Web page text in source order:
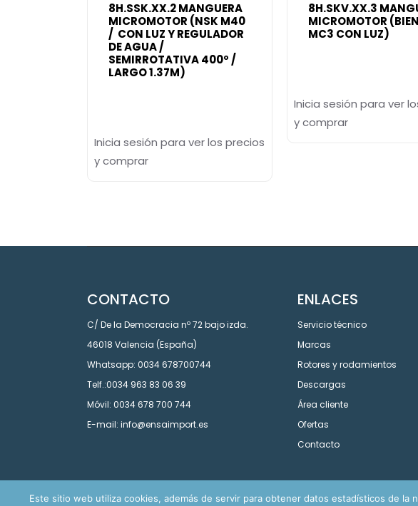
8H.SSK.XX.2 MANGUERA
MICROMOTOR (NSK M40
/ CON LUZ Y REGULADOR
DE AGUA /
SEMIRROTATIVA 400º /
LARGO 1.37M)
Inicia sesión para ver los precios
y comprar
8H.SKV.XX.3
MICROMOTOR
MC3 CON LUZ)
Inicia sesión para ver
y comprar
CONTACTO
C/ De la Democracia nº 72 bajo izda.
46018 Valencia (España)
Whatsapp: 0034 678700744
Telf.:0034 963 83 06 39
Móvil: 0034 678 700 744
E-mail: info@ensaimport.es
ENLACES
Servicio técnico
Marcas
Rotores y rodamientos
Descargas
Área cliente
Ofertas
Contacto
Este sitio web utiliza cookies, además de servir para obtener datos estadísticos de